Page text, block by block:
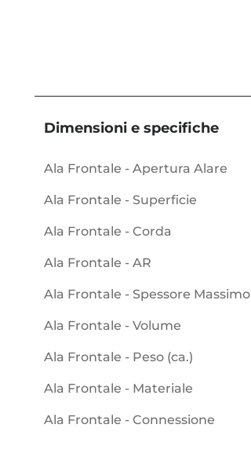
Dimensioni e specifiche
Ala Frontale - Apertura Alare
Ala Frontale - Superficie
Ala Frontale - Corda
Ala Frontale - AR
Ala Frontale - Spessore Massimo
Ala Frontale - Volume
Ala Frontale - Peso (ca.)
Ala Frontale - Materiale
Ala Frontale - Connessione